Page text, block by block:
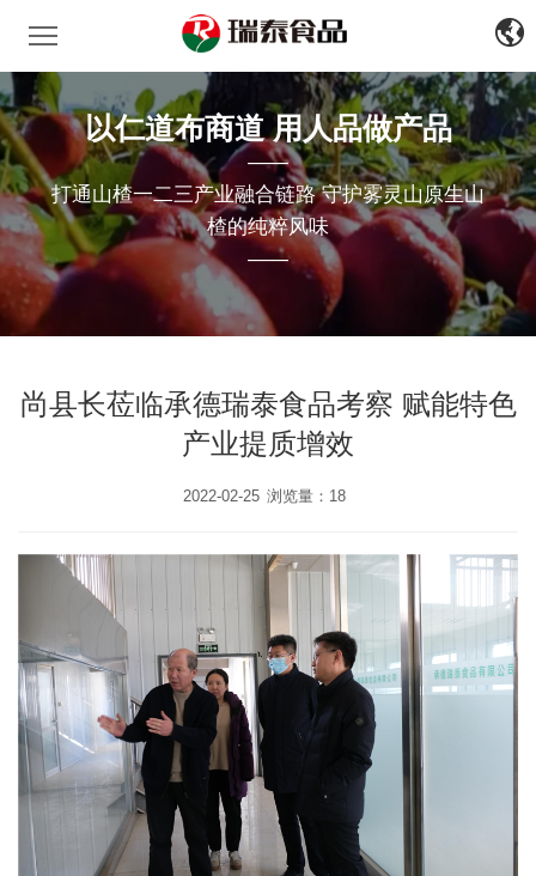
文
EN
瑞泰食品
以仁道布商道 用人品做产品
——
打通山楂一二三产业融合链路 守护雾灵山原生山
楂的纯粹风味
——
尚县长莅临承德瑞泰食品考察 赋能特色
产业提质增效
2022-02-25 浏览量：18